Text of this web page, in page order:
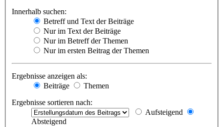
Innerhalb suchen:
Betreff und Text der Beiträge
Nur im Text der Beiträge
Nur im Betreff der Themen
Nur im ersten Beitrag der Themen
Ergebnisse anzeigen als:
Beiträge
Themen
Ergebnisse sortieren nach:
Aufsteigend
Absteigend